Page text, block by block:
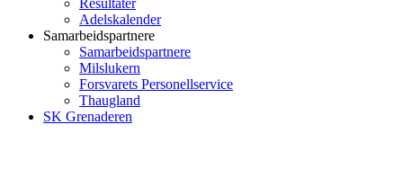
Resultater
Adelskalender
Samarbeidspartnere
Samarbeidspartnere
Milslukern
Forsvarets Personellservice
Thaugland
SK Grenaderen